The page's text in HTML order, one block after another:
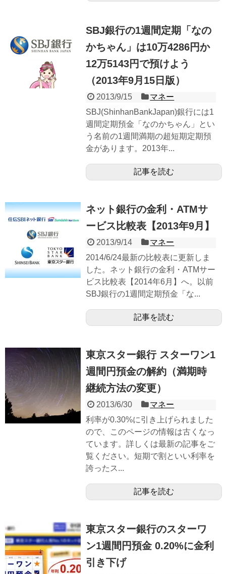
SBJ銀行の1週間定期「なの
かちゃん」は10万4286円か
12万5143円で預けよう
（2013年9月15日版）
2013/9/15
マネー
SBJ(ShinhanBankJapan)銀行には1
週間定期預金「なのかちゃん」とい
う名前の1週間満期の超短期定期預
金があります。2013年...
記事を読む
ネット銀行の金利・ATMサ
ービス比較表【2013年9月】
2013/9/14
マネー
2014/6/24最新の比較表に更新しま
した。ネット銀行の金利・ATMサー
ビス比較表【2014年6月】へ。以前
SBJ銀行の1週間定期預金「な...
記事を読む
東京スター銀行 スターワン1
週間円預金の解約（満期時
継続方法の変更）
2013/6/30
マネー
利率が0.30%に引き上げられました
ので、このページの情報は古くなっ
ています。詳しくは最新の記事をご
覧ください。短期で割といい利率を
誇ったス...
記事を読む
東京スター銀行のスターワ
ン1週間円預金 0.20%に金利
引き下げ